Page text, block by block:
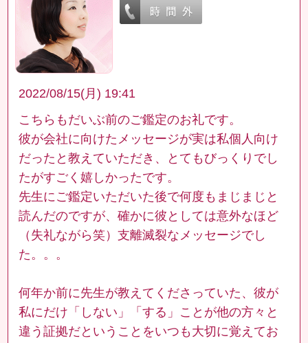
2022/08/15(月) 19:41
こちらもだいぶ前のご鑑定のお礼です。
彼が会社に向けたメッセージが実は私個人向け
だったと教えていただき、とてもびっくりでし
たがすごく嬉しかったです。
先生にご鑑定いただいた後で何度もまじまじと
読んだのですが、確かに彼としては意外なほど
（失礼ながら笑）支離滅裂なメッセージでし
た。。。
何年か前に先生が教えてくださっていた、彼が
私にだけ「しない」「する」ことが他の方々と
違う証拠だということをいつも大切に覚えてお